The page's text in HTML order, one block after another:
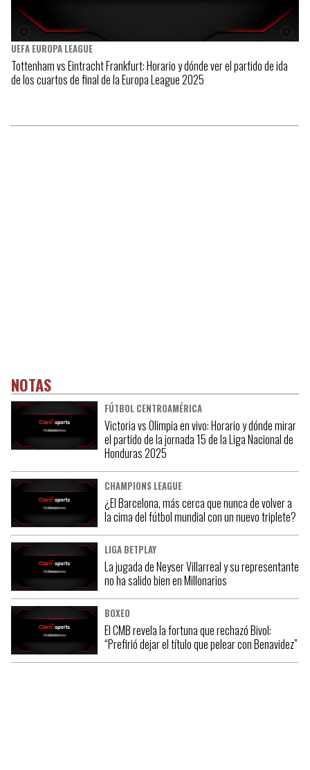
UEFA EUROPA LEAGUE
Tottenham vs Eintracht Frankfurt: Horario y dónde ver el partido de ida
de los cuartos de final de la Europa League 2025
NOTAS
FÚTBOL CENTROAMÉRICA
Victoria vs Olimpia en vivo: Horario y dónde mirar
el partido de la jornada 15 de la Liga Nacional de
Honduras 2025
CHAMPIONS LEAGUE
¿El Barcelona, más cerca que nunca de volver a
la cima del fútbol mundial con un nuevo triplete?
LIGA BETPLAY
La jugada de Neyser Villarreal y su representante
no ha salido bien en Millonarios
BOXEO
El CMB revela la fortuna que rechazó Bivol:
“Prefirió dejar el título que pelear con Benavidez”